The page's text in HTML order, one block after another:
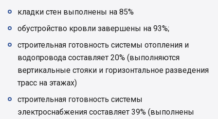
кладки стен выполнены на 85%
обустройство кровли завершены на 93%;
строительная готовность системы отопления и
водопровода составляет 20% (выполняются
вертикальные стояки и горизонтальное разведения
трасс на этажах)
строительная готовность системы
электроснабжения составляет 39% (выполнены